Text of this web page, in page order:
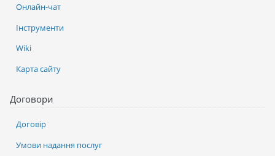
Онлайн-чат
Інструменти
Wiki
Карта сайту
Договори
Договір
Умови надання послуг